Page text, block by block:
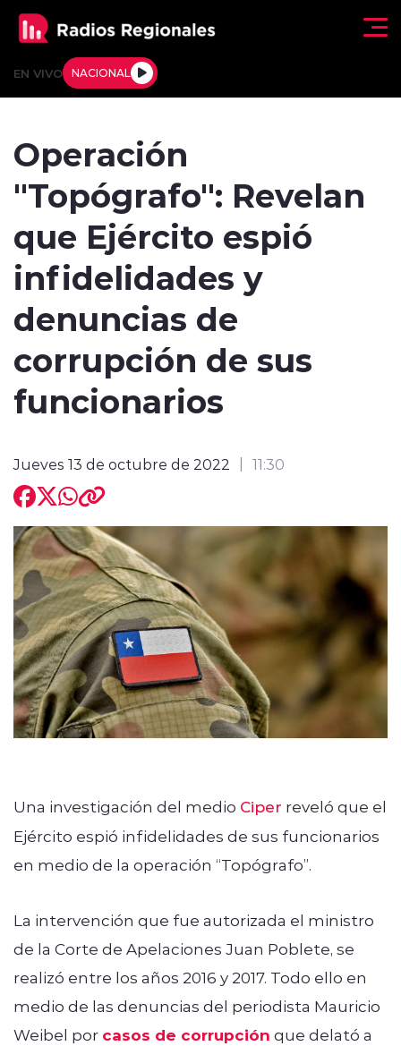
EN VIVO NACIONAL
Tendencias
Deportes
Internacional
Regiones al Aire
Entrevistas
modo claro
Operación
"Topógrafo": Revelan
que Ejército espió
infidelidades y
denuncias de
corrupción de sus
funcionarios
Jueves 13 de octubre de 2022 11:30
Una investigación del medio Ciper reveló que el
Ejército espió infidelidades de sus funcionarios
en medio de la operación “Topógrafo”.
La intervención que fue autorizada el ministro
de la Corte de Apelaciones Juan Poblete, se
realizó entre los años 2016 y 2017. Todo ello en
medio de las denuncias del periodista Mauricio
Weibel por casos de corrupción que delató a